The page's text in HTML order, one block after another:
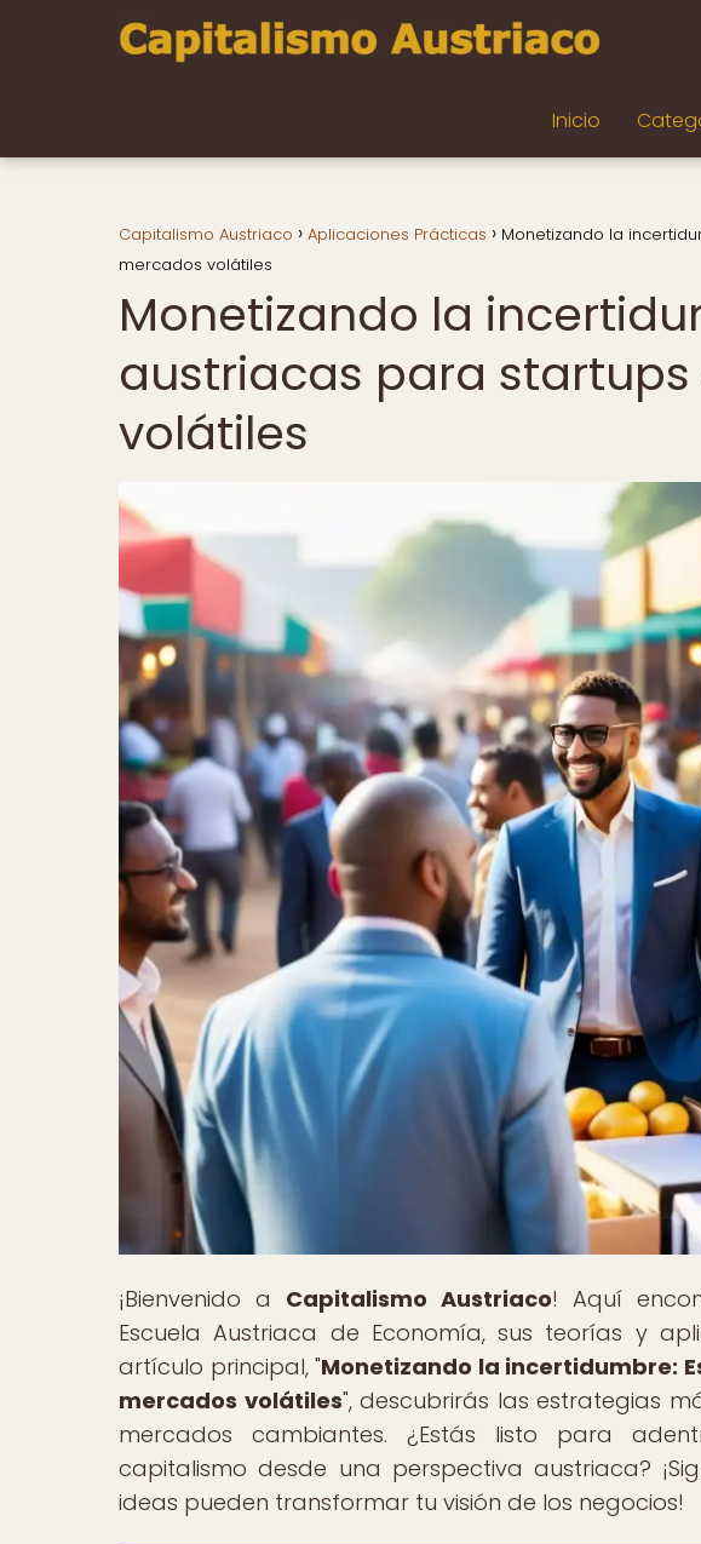
Inicio
Capitalismo Austriaco Aplicaciones Prácticas
Monetizando la
mercados volátiles
Monetizando la
austriacas para
volátiles
¡Bienvenido a Capitalismo Austriaco! Aquí
Escuela Austriaca de Economía, sus teorías y
artículo principal, "Monetizando la incertidumbre:
mercados volátiles", descubrirás las estrategias
mercados cambiantes. ¿Estás listo para
capitalismo desde una perspectiva austriaca?
ideas pueden transformar tu visión de los negocios!